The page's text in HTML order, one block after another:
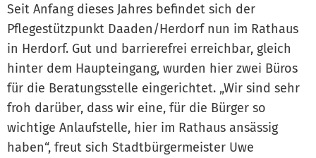
Seit Anfang dieses Jahres befindet sich der
Pflegestützpunkt Daaden/Herdorf nun im Rathaus
in Herdorf. Gut und barrierefrei erreichbar, gleich
hinter dem Haupteingang, wurden hier zwei Büros
für die Beratungsstelle eingerichtet. „Wir sind sehr
froh darüber, dass wir eine, für die Bürger so
wichtige Anlaufstelle, hier im Rathaus ansässig
haben“, freut sich Stadtbürgermeister Uwe